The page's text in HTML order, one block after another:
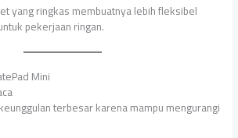
yang ringkas membuatnya lebih fleksibel
pekerjaan ringan.
Mini
terbesar karena mampu mengurangi